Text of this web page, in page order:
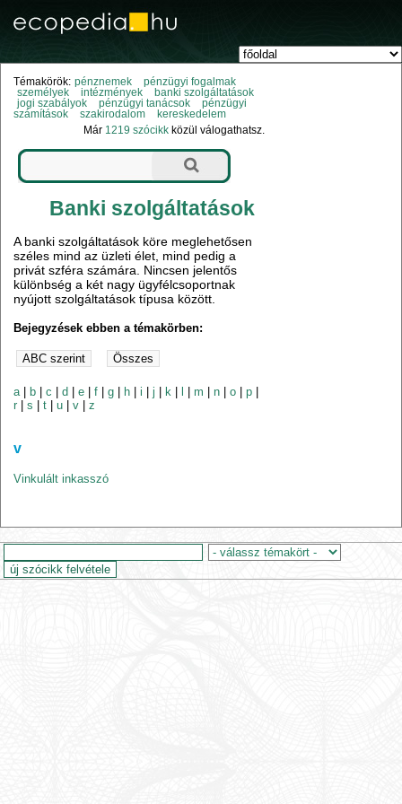
Témakörök: pénznemek
pénzügyi fogalmak
személyek
intézmények
banki szolgáltatások
jogi szabályok
pénzügyi tanácsok
pénzügyi
számítások
szakirodalom
kereskedelem
Már 1219 szócikk közül válogathatsz.
Banki szolgáltatások
A banki szolgáltatások köre meglehetősen
széles mind az üzleti élet, mind pedig a
privát szféra számára. Nincsen jelentős
különbség a két nagy ügyfélcsoportnak
nyújott szolgáltatások típusa között.
Bejegyzések ebben a témakörben:
a| b |c |d |e |f |g h |i |j k |m |n |o |p
r |s |t |u |v |z
v
Vinkulált inkasszó